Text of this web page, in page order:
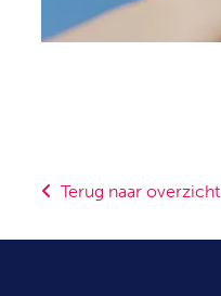
Terug naar overzicht